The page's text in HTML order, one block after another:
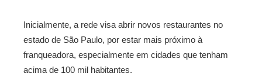
Inicialmente, a rede visa abrir novos restaurantes no
estado de São Paulo, por estar mais próximo à
franqueadora, especialmente em cidades que tenham
acima de 100 mil habitantes.